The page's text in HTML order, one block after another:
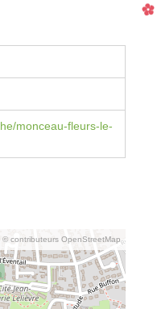
monceau-fleurs-le-
© contributeurs OpenStreetMap